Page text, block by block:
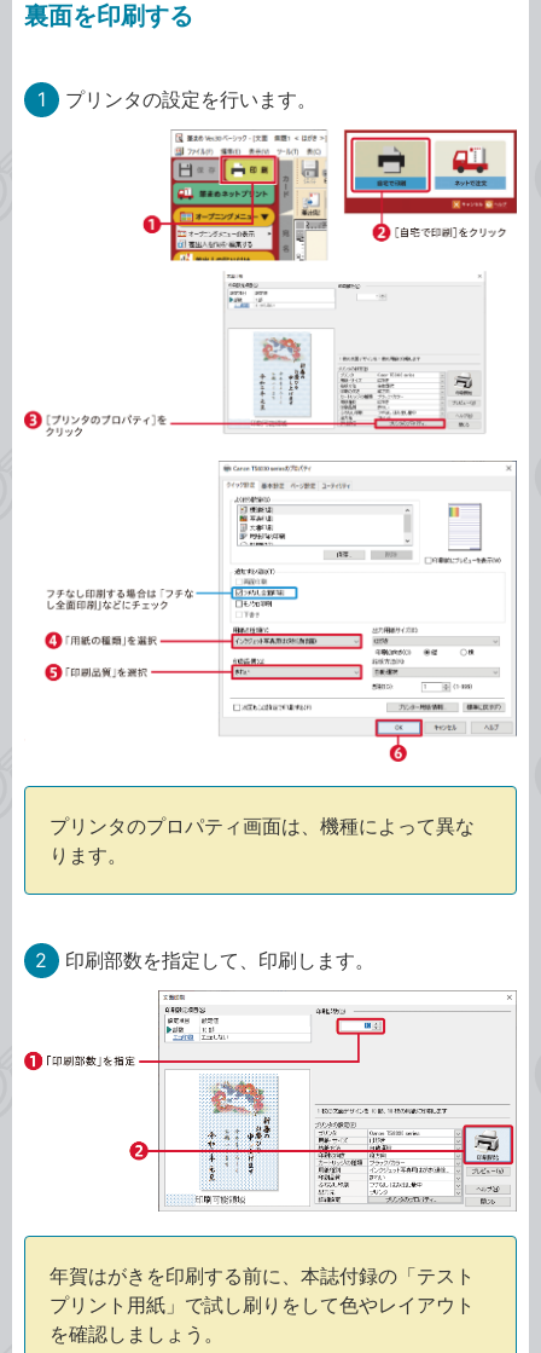
裏面を印刷する
1 プリンタの設定を行います。
プリンタのプロパティ画面は、機種によって異な
ります。
2 印刷部数を指定して、印刷します。
年賀はがきを印刷する前に、本誌付録の「テスト
プリント用紙」で試し刷りをして色やレイアウト
を確認しましょう。